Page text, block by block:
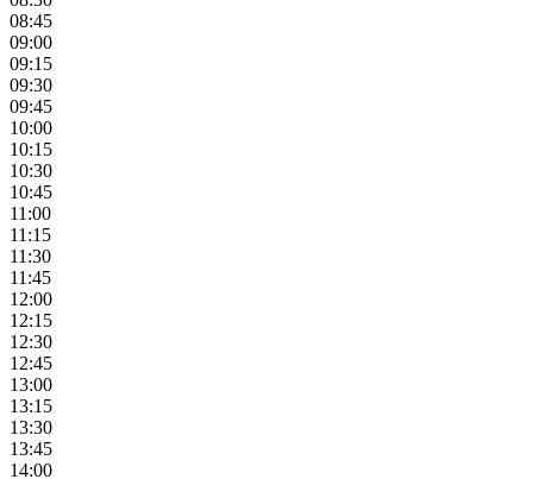
08:45
09:00
09:15
09:30
09:45
10:00
10:15
10:30
10:45
11:00
11:15
11:30
11:45
12:00
12:15
12:30
12:45
13:00
13:15
13:30
13:45
14:00